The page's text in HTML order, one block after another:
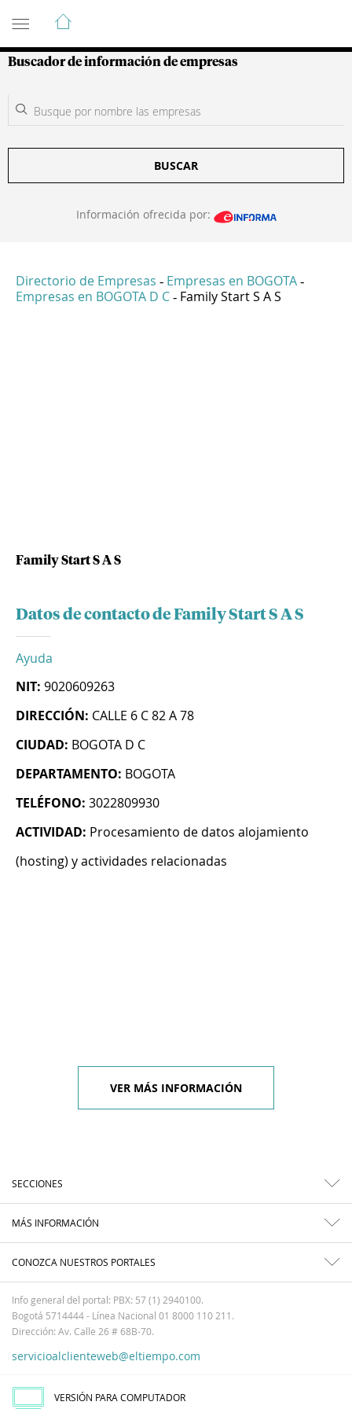
Guía de Empresas Colombianas
Buscador de información de empresas
BUSCAR
Información ofrecida por:
Directorio de Empresas - Empresas en BOGOTA -
Empresas en BOGOTA D C - Family Start S A S
Family Start S A S
Datos de contacto de Family Start S A S
Ayuda
NIT: 9020609263
DIRECCIÓN: CALLE 6 C 82 A 78
CIUDAD: BOGOTA D C
DEPARTAMENTO: BOGOTA
TELÉFONO: 3022809930
ACTIVIDAD: Procesamiento de datos alojamiento
(hosting) y actividades relacionadas
VER MÁS INFORMACIÓN
SECCIONES
MÁS INFORMACIÓN
CONOZCA NUESTROS PORTALES
Info general del portal: PBX: 57 (1) 2940100.
Bogotá 5714444 - Línea Nacional 01 8000 110 211.
Dirección: Av. Calle 26 # 68B-70.
servicioalclienteweb@eltiempo.com
VERSIÓN PARA COMPUTADOR